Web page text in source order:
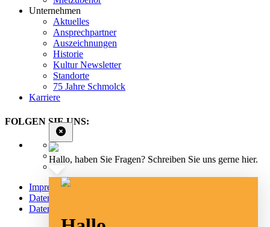
Unternehmen
Aktuelles
Ansprechpartner
Auszeichnungen
Historie
Kultur Newsletter
Standorte
75 Jahre Schmolck
Karriere
FOLGEN SIE UNS:
Impressum
Datenschutz
Datenschutz Social Media
Hallo, haben Sie Fragen? Schreiben Sie uns gerne hier.